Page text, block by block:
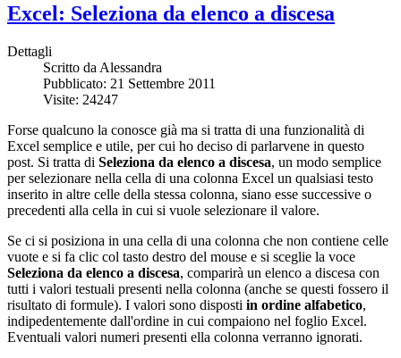
Excel: Seleziona da elenco a discesa
Dettagli
Scritto da Alessandra
Pubblicato: 21 Settembre 2011
Visite: 24247
Forse qualcuno la conosce già ma si tratta di una funzionalità di
Excel semplice e utile, per cui ho deciso di parlarvene in questo
post. Si tratta di Seleziona da elenco a discesa, un modo semplice
per selezionare nella cella di una colonna Excel un qualsiasi testo
inserito in altre celle della stessa colonna, siano esse successive o
precedenti alla cella in cui si vuole selezionare il valore.
Se ci si posiziona in una cella di una colonna che non contiene celle
vuote e si fa clic col tasto destro del mouse e si sceglie la voce
Seleziona da elenco a discesa, comparirà un elenco a discesa con
tutti i valori testuali presenti nella colonna (anche se questi fossero il
risultato di formule). I valori sono disposti in ordine alfabetico,
indipedentemente dall'ordine in cui compaiono nel foglio Excel.
Eventuali valori numeri presenti ella colonna verranno ignorati.